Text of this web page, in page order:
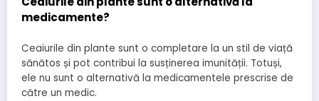
medicamente?
Ceaiurile din plante sunt o completare la un stil de viață
sănătos și pot contribui la susținerea imunității. Totuși,
ele nu sunt o alternativă la medicamentele prescrise de
către un medic.